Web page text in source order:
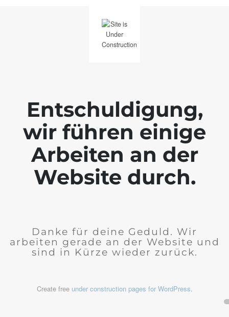
Entschuldigung,
wir führen einige
Arbeiten an der
Website durch.
Danke für deine Geduld. Wir
arbeiten gerade an der Website und
sind in Kürze wieder zurück.
Create free under construction pages for WordPress.